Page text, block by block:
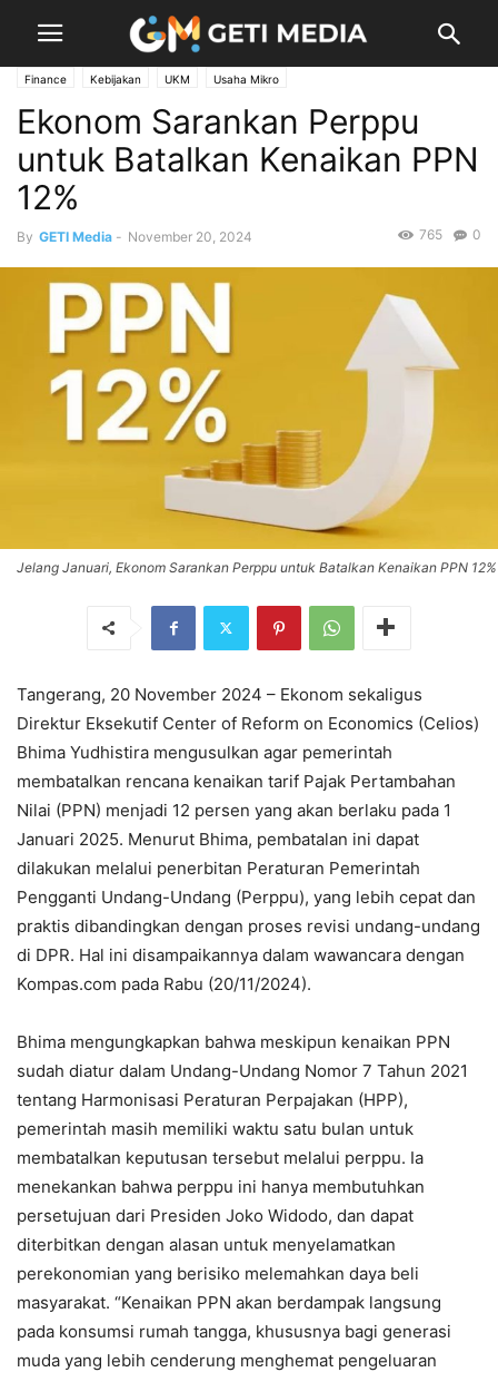
Finance Kebijakan UKM Usaha Mikro
Ekonom Sarankan Perppu
untuk Batalkan Kenaikan PPN
12%
By GETI Media - November 20, 2024 0
765
Jelang Januari, Ekonom Sarankan Perppu untuk Batalkan Kenaikan PPN 12%
Tangerang, 20 November 2024 – Ekonom sekaligus
Direktur Eksekutif Center of Reform on Economics (Celios)
Bhima Yudhistira mengusulkan agar pemerintah
membatalkan rencana kenaikan tarif Pajak Pertambahan
Nilai (PPN) menjadi 12 persen yang akan berlaku pada 1
Januari 2025. Menurut Bhima, pembatalan ini dapat
dilakukan melalui penerbitan Peraturan Pemerintah
Pengganti Undang-Undang (Perppu), yang lebih cepat dan
praktis dibandingkan dengan proses revisi undang-undang
di DPR. Hal ini disampaikannya dalam wawancara dengan
Kompas.com pada Rabu (20/11/2024).
Bhima mengungkapkan bahwa meskipun kenaikan PPN
sudah diatur dalam Undang-Undang Nomor 7 Tahun 2021
tentang Harmonisasi Peraturan Perpajakan (HPP),
pemerintah masih memiliki waktu satu bulan untuk
membatalkan keputusan tersebut melalui perppu. Ia
menekankan bahwa perppu ini hanya membutuhkan
persetujuan dari Presiden Joko Widodo, dan dapat
diterbitkan dengan alasan untuk menyelamatkan
perekonomian yang berisiko melemahkan daya beli
masyarakat. “Kenaikan PPN akan berdampak langsung
pada konsumsi rumah tangga, khususnya bagi generasi
muda yang lebih cenderung menghemat pengeluaran